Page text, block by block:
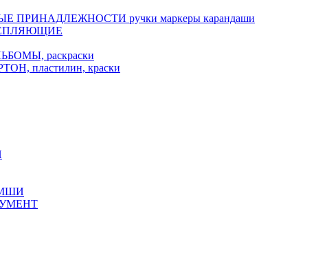
ПРИНАДЛЕЖНОСТИ ручки маркеры карандаши
раскраски
пластилин, краски